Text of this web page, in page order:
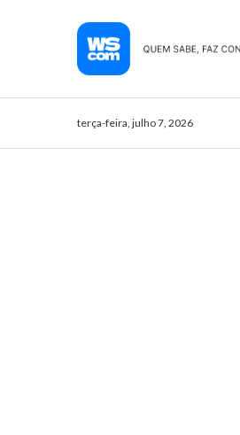
terça-feira, julho 7, 2026